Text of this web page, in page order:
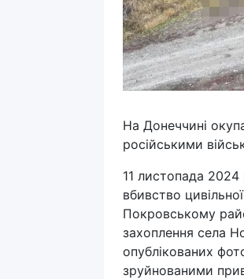
На Донеччині
російськими
11 листопада
вбивство
Покровському
захоплення села
опублікованих
зруйнованими